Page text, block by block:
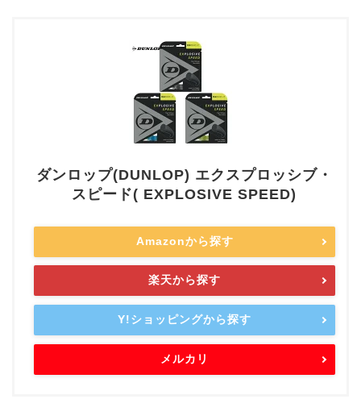
ダンロップ(DUNLOP) エクスプロッシブ・
スピード( EXPLOSIVE SPEED)
Amazonから探す
楽天から探す
Y!ショッピングから探す
メルカリ